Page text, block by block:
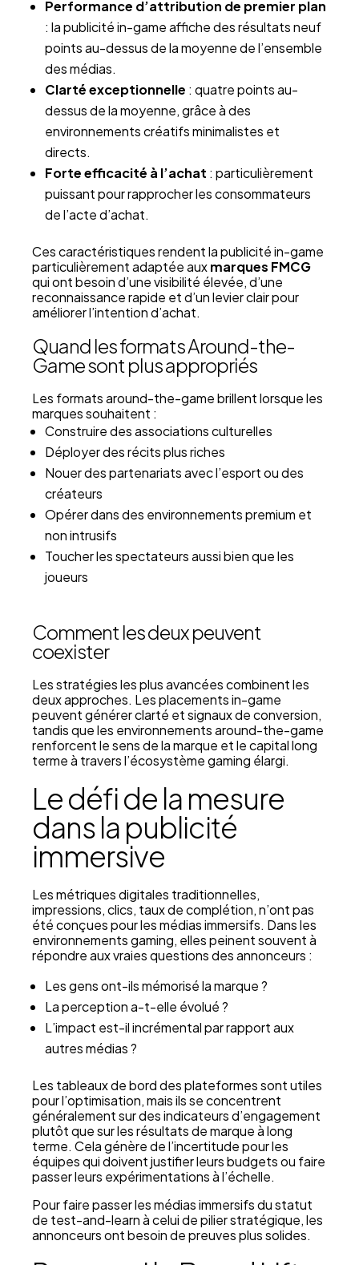
Performance d’attribution de premier plan
: la publicité in-game affiche des résultats neuf
points au-dessus de la moyenne de l’ensemble
des médias.
Clarté exceptionnelle : quatre points au-
dessus de la moyenne, grâce à des
environnements créatifs minimalistes et
directs.
Forte efficacité à l’achat : particulièrement
puissant pour rapprocher les consommateurs
de l’acte d’achat.
Ces caractéristiques rendent la publicité in-game
particulièrement adaptée auxmarques FMCG
qui ont besoin d’une visibilité élevée, d’une
reconnaissance rapide et d’un levier clair pour
améliorer l’intention d’achat.
Quand les formats Around-the-
Game sont plus appropriés
Les formats around-the-game brillent lorsque les
marques souhaitent :
Construire des associations culturelles
Déployer des récits plus riches
Nouer des partenariats avec l’esport ou des
créateurs
Opérer dans des environnements premium et
non intrusifs
Toucher les spectateurs aussi bien que les
joueurs
Comment les deux peuvent
coexister
Les stratégies les plus avancées combinent les
deux approches. Les placements in-game
peuvent générer clarté et signaux de conversion,
tandis que les environnements around-the-game
renforcent le sens de la marque et le capital long
terme à travers l’écosystème gaming élargi.
Le défi de la mesure
dans la publicité
immersive
Les métriques digitales traditionnelles,
impressions, clics, taux de complétion, n’ont pas
été conçues pour les médias immersifs. Dans les
environnements gaming, elles peinent souvent à
répondre aux vraies questions des annonceurs :
Les gens ont-ils mémorisé la marque ?
La perception a-t-elle évolué ?
L’impact est-il incrémental par rapport aux
autres médias ?
Les tableaux de bord des plateformes sont utiles
pour l’optimisation, mais ils se concentrent
généralement sur des indicateurs d’engagement
plutôt que sur les résultats de marque à long
terme. Cela génère de l’incertitude pour les
équipes qui doivent justifier leurs budgets ou faire
passer leurs expérimentations à l’échelle.
Pour faire passer les médias immersifs du statut
de test-and-learn à celui de pilier stratégique, les
annonceurs ont besoin de preuves plus solides.